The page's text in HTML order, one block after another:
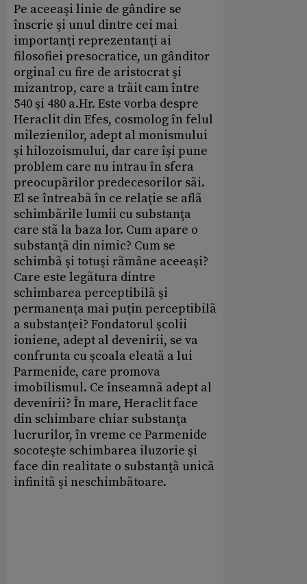
Pe aceeaşi linie de gândire se
înscrie şi unul dintre cei mai
importanţi reprezentanţi ai
filosofiei presocratice, un gânditor
orginal cu fire de aristocrat şi
mizantrop, care a trãit cam între
540 şi 480 a.Hr. Este vorba despre
Heraclit din Efes, cosmolog în felul
milezienilor, adept al monismului
şi hilozoismului, dar care îşi pune
problem care nu intrau în sfera
preocupãrilor predecesorilor sãi.
El se întreabã în ce relaţie se aflã
schimbãrile lumii cu substanţa
care stã la baza lor. Cum apare o
substanţã din nimic? Cum se
schimbã şi totuşi rãmâne aceeaşi?
Care este legãtura dintre
schimbarea perceptibilã şi
permanenţa mai puţin perceptibilã
a substanţei? Fondatorul şcolii
ioniene, adept al devenirii, se va
confrunta cu şcoala eleatã a lui
Parmenide, care promova
imobilismul. Ce înseamnã adept al
devenirii? În mare, Heraclit face
din schimbare chiar substanţa
lucrurilor, în vreme ce Parmenide
socoteşte schimbarea iluzorie şi
face din realitate o substanţã unicã
infinitã şi neschimbãtoare.